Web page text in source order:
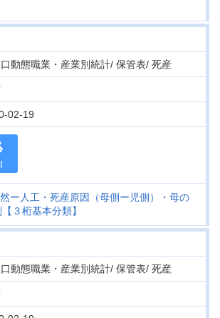
動態職業・産業別統計/ 保管表/ 死産
02-19
ー人工・死産原因（母側ー児側）・母の
３桁基本分類】
動態職業・産業別統計/ 保管表/ 死産